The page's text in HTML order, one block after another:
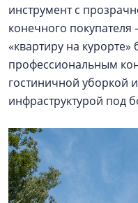
инструмент с
конечного
«квартиру на курорте»
профессиональным
гостиничной уборкой
инфраструктурой под